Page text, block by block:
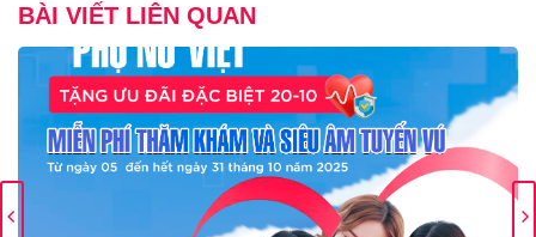
BÀI VIẾT LIÊN QUAN